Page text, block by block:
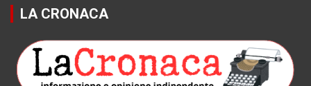
LA CRONACA